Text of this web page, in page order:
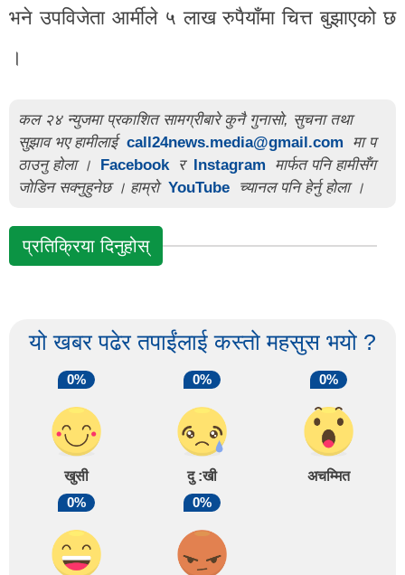
भने उपविजेता आर्मीले ५ लाख रुपैयाँमा चित्त बुझाएको छ
।
कल २४ न्युजमा प्रकाशित सामग्रीबारे कुनै गुनासो, सुचना तथा
सुझाव भए हामीलाई call24news.media@gmail.com
मा प
ठाउनु होला ।
Facebook र Instagram
मार्फत पनि हामीसँग
जोडिन सक्नुहुनेछ । हाम्रो YouTube च्यानल पनि हेर्नु होला ।
प्रतिक्रिया दिनुहोस्
यो खबर पढेर तपाईंलाई कस्तो महसुस भयो ?
0%
खुसी
0%
दु :खी
0%
अचम्मित
0%
0%